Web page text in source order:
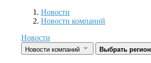
Новости
Разделы
Новости
Новости компаний
Новости
Новости компаний Выбрать регион